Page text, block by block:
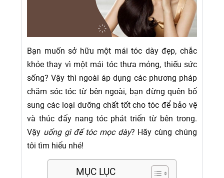
Bạn muốn sở hữu một mái tóc dày đẹp, chắc
khỏe thay vì một mái tóc thưa mỏng, thiếu sức
sống? Vậy thì ngoài áp dụng các phương pháp
chăm sóc tóc từ bên ngoài, bạn đừng quên bổ
sung các loại dưỡng chất tốt cho tóc để bảo vệ
và thúc đẩy nang tóc phát triển từ bên trong.
Vậy uống gì để tóc mọc dày? Hãy cùng chúng
tôi tìm hiểu nhé!
MỤC LỤC